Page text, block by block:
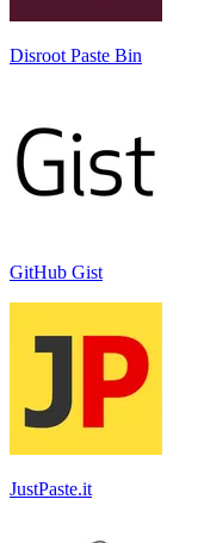
Disroot Paste Bin
GitHub Gist
JustPaste.it